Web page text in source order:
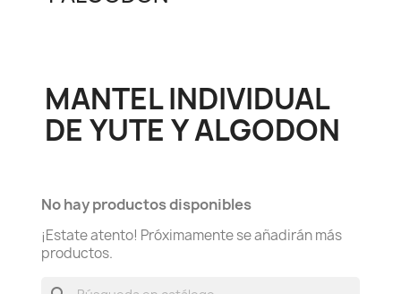
MANTEL INDIVIDUAL
DE YUTE Y ALGODON
No hay productos disponibles
¡Estate atento! Próximamente se añadirán más
productos.